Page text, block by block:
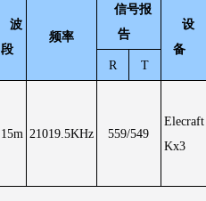
波
段
频率
信号报
告
设
备
R
T
15m 21019.5KHz 559/549
Elecraft
Kx3